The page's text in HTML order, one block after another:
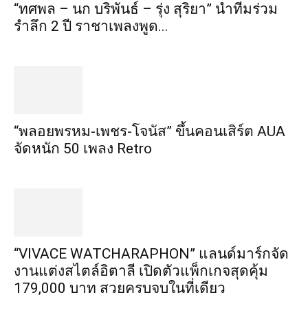
“ทศพล – นก บริพันธ์ – รุ่ง สุริยา” นำทีมร่วม
รำลึก 2 ปี ราชาเพลงพูด...
“พลอยพรหม-เพชร-โจนัส” ขึ้นคอนเสิร์ต AUA
จัดหนัก 50 เพลง Retro
“VIVACE WATCHARAPHON” แลนด์มาร์กจัด
งานแต่งสไตล์อิตาลี เปิดตัวแพ็กเกจสุดคุ้ม
179,000 บาท สวยครบจบในที่เดียว